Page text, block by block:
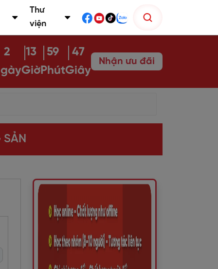
Thư
viện
2
13
Giờ
59
Phút
46
Giây
Nhận ưu đãi
SẢN